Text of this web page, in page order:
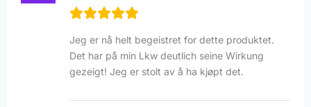
Jeg er nå helt begeistret for dette produktet.
Det har på min Lkw deutlich seine Wirkung
gezeigt! Jeg er stolt av å ha kjøpt det.